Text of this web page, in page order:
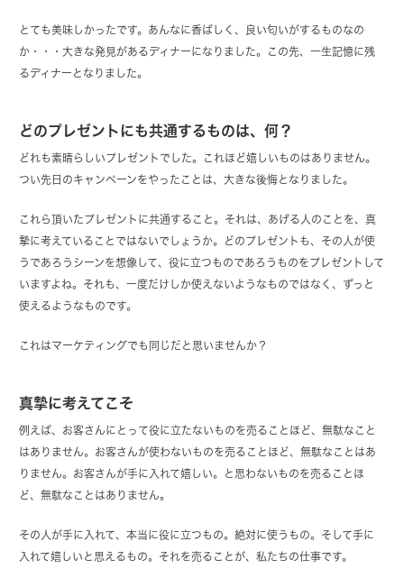
とても美味しかったです。あんなに香ばしく、良い匂いがするものなの
か・・・大きな発見があるディナーになりました。この先、一生記憶に残
るディナーとなりました。
どのプレゼントにも共通するものは、何？
どれも素晴らしいプレゼントでした。これほど嬉しいものはありません。
つい先日のキャンペーンをやったことは、大きな後悔となりました。
これら頂いたプレゼントに共通すること。それは、あげる人のことを、真
摯に考えていることではないでしょうか。どのプレゼントも、その人が使
うであろうシーンを想像して、役に立つものであろうものをプレゼントして
いますよね。それも、一度だけしか使えないようなものではなく、ずっと
使えるようなものです。
これはマーケティングでも同じだと思いませんか？
真摯に考えてこそ
例えば、お客さんにとって役に立たないものを売ることほど、無駄なこと
はありません。お客さんが使わないものを売ることほど、無駄なことはあ
りません。お客さんが手に入れて嬉しい。と思わないものを売ることほ
ど、無駄なことはありません。
その人が手に入れて、本当に役に立つもの。絶対に使うもの。そして手に
入れて嬉しいと思えるもの。それを売ることが、私たちの仕事です。